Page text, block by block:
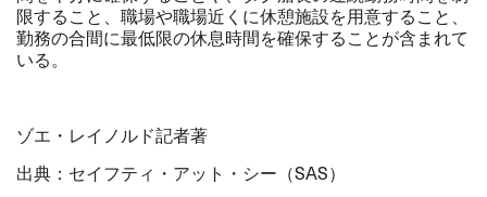
限すること、職場や職場近くに休憩施設を用意すること、
勤務の合間に最低限の休息時間を確保することが含まれて
いる。
ゾエ・レイノルド記者著
出典：セイフティ・アット・シー（SAS）